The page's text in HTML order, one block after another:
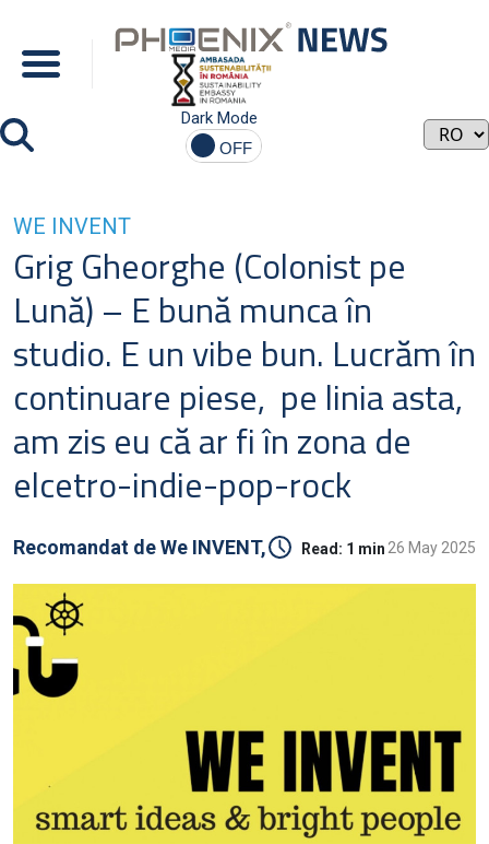
Dark Mode
WE INVENT
Grig Gheorghe (Colonist pe
Lună) – E bună munca în
studio. E un vibe bun. Lucrăm în
continuare piese, pe linia asta,
am zis eu că ar fi în zona de
elcetro-indie-pop-rock
Recomandat deWe INVENT, Read: 1 min 26 May 2025